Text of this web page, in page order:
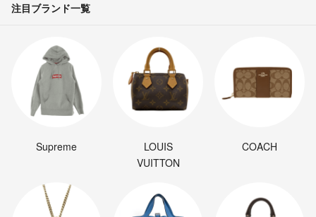
注目ブランド一覧
Supreme
LOUIS
VUITTON
COACH